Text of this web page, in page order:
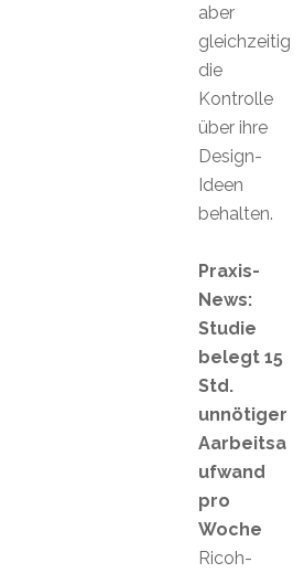
aber
gleichzeitig
die
Kontrolle
über ihre
Design-
Ideen
behalten.
Praxis-
News:
Studie
belegt 15
Std.
unnötiger
Aarbeitsa
ufwand
pro
Woche
Ricoh-